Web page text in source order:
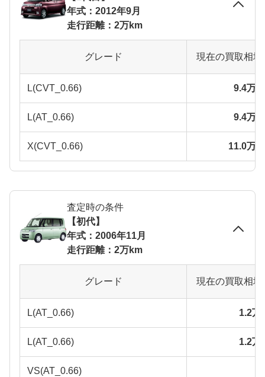
年式：2012年9月
走行距離：2万km
グレード 現在の買取相
L(CVT_0.66) 9.4万
L(AT_0.66) 9.4万
X(CVT_0.66) 11.0万
査定時の条件
【初代】
年式：2006年11月
走行距離：2万km
グレード 現在の買取相
L(AT_0.66) 1.2万
L(AT_0.66) 1.2万
VS(AT_0.66)